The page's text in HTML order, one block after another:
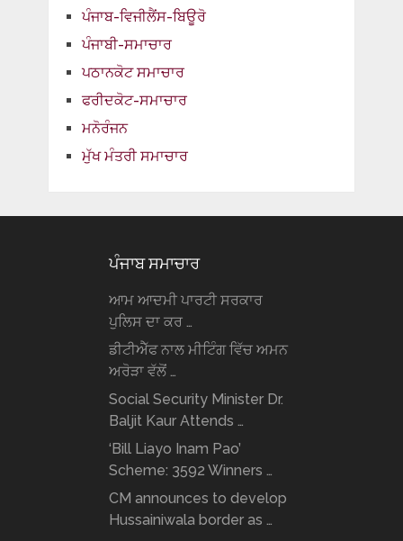
ਪੰਜਾਬ-ਵਿਜੀਲੈਂਸ-ਬਿਊਰੋ
ਪੰਜਾਬੀ-ਸਮਾਚਾਰ
ਪਠਾਨਕੋਟ ਸਮਾਚਾਰ
ਫਰੀਦਕੋਟ-ਸਮਾਚਾਰ
ਮਨੋਰੰਜਨ
ਮੁੱਖ ਮੰਤਰੀ ਸਮਾਚਾਰ
ਪੰਜਾਬ ਸਮਾਚਾਰ
ਆਮ ਆਦਮੀ ਪਾਰਟੀ ਸਰਕਾਰ
ਪੁਲਿਸ ਦਾ ਕਰ …
ਡੀਟੀਐੱਫ ਨਾਲ ਮੀਟਿੰਗ ਵਿੱਚ ਅਮਨ
ਅਰੋੜਾ ਵੱਲੋਂ …
Social Security Minister Dr.
Baljit Kaur Attends …
‘Bill Liayo Inam Pao’
Scheme: 3592 Winners …
CM announces to develop
Hussainiwala border as …